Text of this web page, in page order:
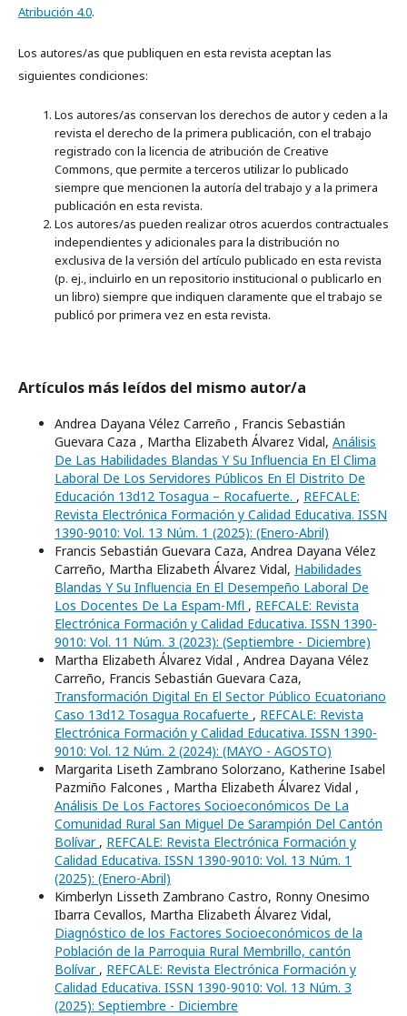
Atribución 4.0.
Los autores/as que publiquen en esta revista aceptan las
siguientes condiciones:
Los autores/as conservan los derechos de autor y ceden a la
revista el derecho de la primera publicación, con el trabajo
registrado con la licencia de atribución de Creative
Commons, que permite a terceros utilizar lo publicado
siempre que mencionen la autoría del trabajo y a la primera
publicación en esta revista.
Los autores/as pueden realizar otros acuerdos contractuales
independientes y adicionales para la distribución no
exclusiva de la versión del artículo publicado en esta revista
(p. ej., incluirlo en un repositorio institucional o publicarlo en
un libro) siempre que indiquen claramente que el trabajo se
publicó por primera vez en esta revista.
Artículos más leídos del mismo autor/a
Andrea Dayana Vélez Carreño , Francis Sebastián
Guevara Caza , Martha Elizabeth Álvarez Vidal, Análisis
De Las Habilidades Blandas Y Su Influencia En El Clima
Laboral De Los Servidores Públicos En El Distrito De
Educación 13d12 Tosagua – Rocafuerte. , REFCALE:
Revista Electrónica Formación y Calidad Educativa. ISSN
1390-9010: Vol. 13 Núm. 1 (2025): (Enero-Abril)
Francis Sebastián Guevara Caza, Andrea Dayana Vélez
Carreño, Martha Elizabeth Álvarez Vidal, Habilidades
Blandas Y Su Influencia En El Desempeño Laboral De
Los Docentes De La Espam-Mfl , REFCALE: Revista
Electrónica Formación y Calidad Educativa. ISSN 1390-
9010: Vol. 11 Núm. 3 (2023): (Septiembre - Diciembre)
Martha Elizabeth Álvarez Vidal , Andrea Dayana Vélez
Carreño, Francis Sebastián Guevara Caza,
Transformación Digital En El Sector Público Ecuatoriano
Caso 13d12 Tosagua Rocafuerte , REFCALE: Revista
Electrónica Formación y Calidad Educativa. ISSN 1390-
9010: Vol. 12 Núm. 2 (2024): (MAYO - AGOSTO)
Margarita Liseth Zambrano Solorzano, Katherine Isabel
Pazmiño Falcones , Martha Elizabeth Álvarez Vidal ,
Análisis De Los Factores Socioeconómicos De La
Comunidad Rural San Miguel De Sarampión Del Cantón
Bolívar , REFCALE: Revista Electrónica Formación y
Calidad Educativa. ISSN 1390-9010: Vol. 13 Núm. 1
(2025): (Enero-Abril)
Kimberlyn Lisseth Zambrano Castro, Ronny Onesimo
Ibarra Cevallos, Martha Elizabeth Álvarez Vidal,
Diagnóstico de los Factores Socioeconómicos de la
Población de la Parroquia Rural Membrillo, cantón
Bolívar , REFCALE: Revista Electrónica Formación y
Calidad Educativa. ISSN 1390-9010: Vol. 13 Núm. 3
(2025): Septiembre - Diciembre